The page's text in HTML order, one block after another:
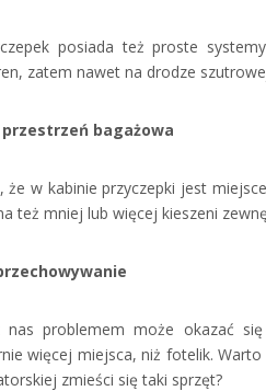
posiada też proste
zatem nawet na drodze
bagażowa
że w kabinie przyczepki jest
też mniej lub więcej kieszeni
nas problemem może okazać
więcej miejsca, niż fotelik.
zmieści się taki sprzęt?